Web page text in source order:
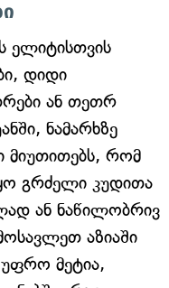
ელიტისთვის
დიდი
ან თეთრ
ნამარხზე
მიუთითებს, რომ
გრძელი კუდითა
ან ნაწილობრივ
აზიაში
მეტია,